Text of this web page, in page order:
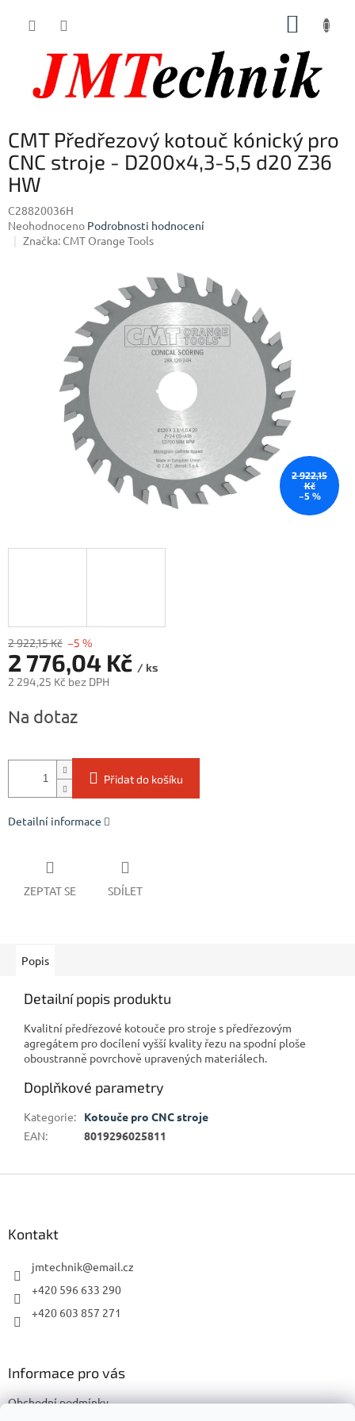
CMT Předřezový kotouč kónický pro
CNC stroje - D200x4,3-5,5 d20 Z36
HW
C28820036H
Průměrné
hodnocení
Neohodnoceno Podrobnosti hodnocení
Značka: CMT Orange Tools
2 922,15
Kč
–5 %
2 922,15 Kč –5 %
2 776,04 Kč / ks
2 294,25 Kč bez DPH
cena:
Na dotaz
Přidat do košíku
Detailní informace
ZEPTAT SE SDÍLET
Popis
Detailní popis produktu
Kvalitní předřezové kotouče pro stroje s předřezovým
agregátem pro docílení vyšší kvality řezu na spodní ploše
oboustranně povrchově upravených materiálech.
Doplňkové parametry
Kategorie:
Kotouče pro CNC stroje
EAN: 8019296025811
Kontakt
jmtechnik@email.cz
+420 596 633 290
+420 603 857 271
Informace pro vás
Obchodní podmínky